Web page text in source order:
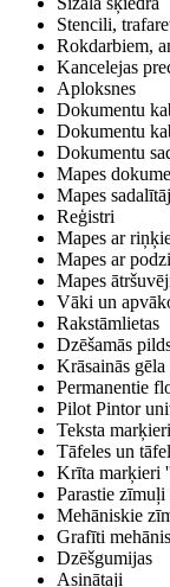
Stencili,
Rokdarbiem,
Kancelejas
Aploksnes
Dokumentu
Dokumentu
Dokumentu
Mapes
Mapes
Reģistri
Mapes ar
Mapes ar
Mapes
Vāki un
Rakstāmlietas
Dzēšamās
Krāsainās
Permanentie
Pilot Pintor
Teksta
Tāfeles un
Krīta marķieri
Parastie zīmuļi
Mehāniskie
Grafīti
Dzēšgumijas
Asinātaji